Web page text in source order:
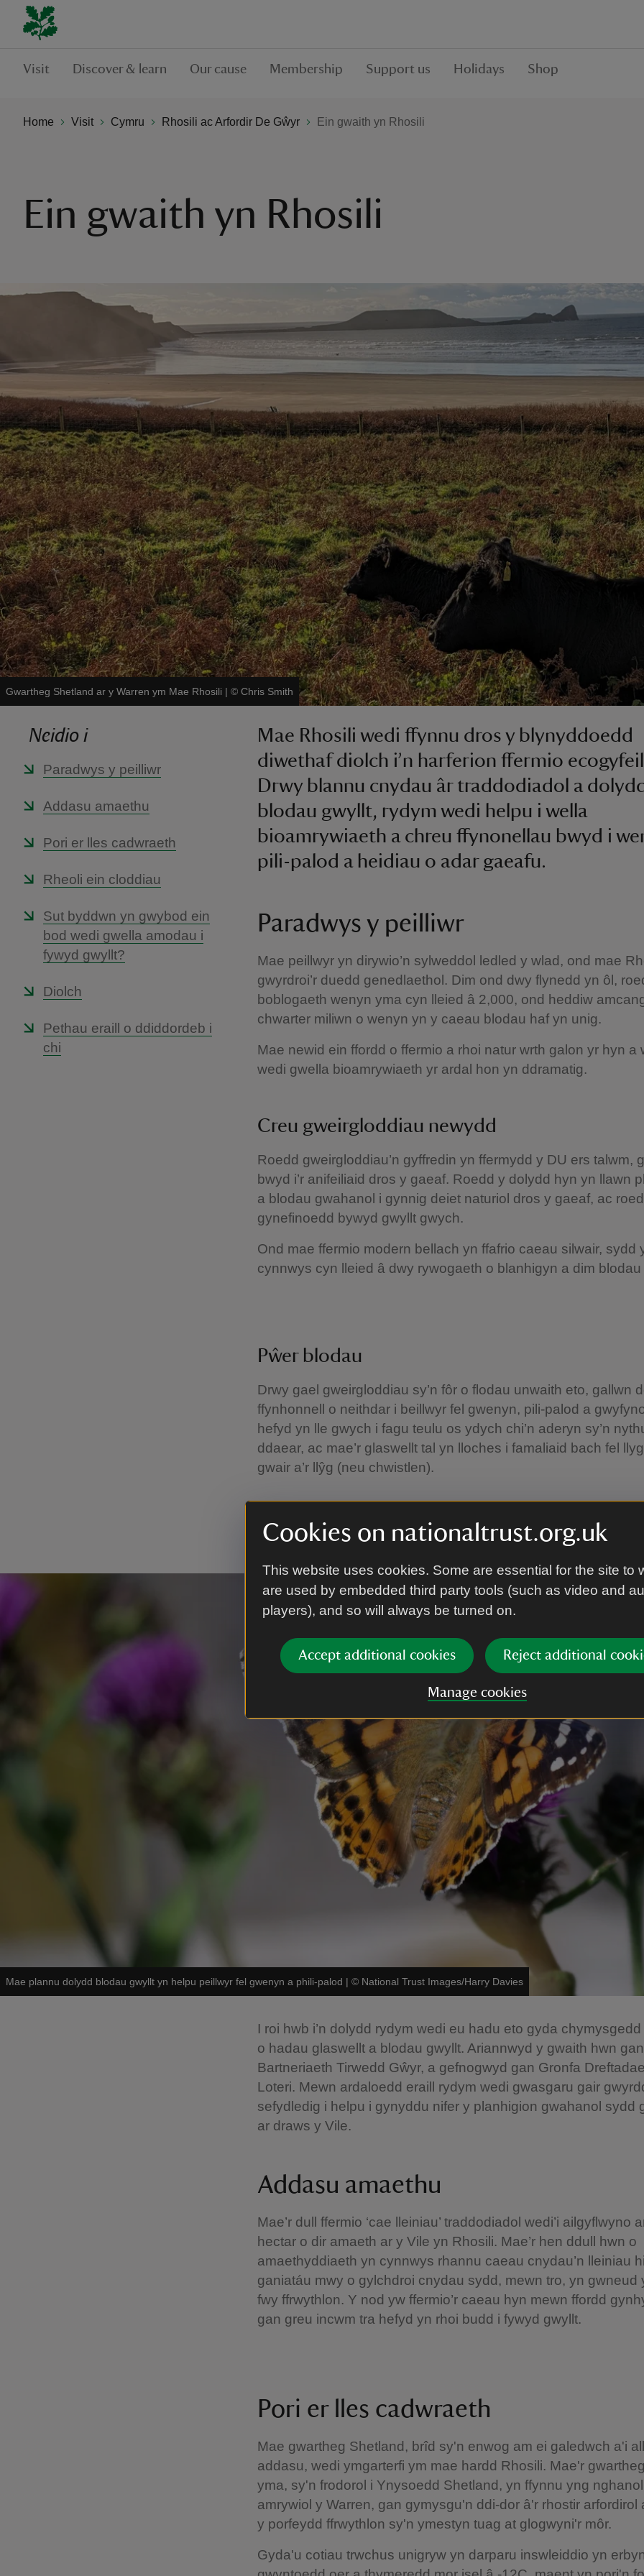
Cookies on nationaltrust.org.uk
This website uses cookies. Some are essential for the site to
are used by embedded third party tools (such as video and
players), and so will always be turned on.
Accept additional cookies Reject additional
Manage cookies
Visit Discover & learn Our cause Membership Support us Holidays Shop
Home Visit Cymru Rhosili ac Arfordir De Gŵyr Ein gwaith yn Rhosili
Ein gwaith yn Rhosili
Gwartheg Shetland ar y Warren ym Mae Rhosili | © Chris Smith
Neidio i
Paradwys y peilliwr
Addasu amaethu
Pori er lles cadwraeth
Rheoli ein cloddiau
Sut byddwn yn gwybod ein
bod wedi gwella amodau i
fywyd gwyllt?
Diolch
Pethau eraill o ddiddordeb i
chi
Mae Rhosili wedi ffynnu dros y blynyddoedd
diwethaf diolch i’n harferion ffermio
Drwy blannu cnydau âr traddodiadol a
blodau gwyllt, rydym wedi helpu i wella
bioamrywiaeth a chreu ffynonellau bwyd i
pili-palod a heidiau o adar gaeafu.
Paradwys y peilliwr
Mae peillwyr yn dirywio’n sylweddol ledled y wlad, ond mae
gwyrdroi’r duedd genedlaethol. Dim ond dwy flynedd yn ôl,
boblogaeth wenyn yma cyn lleied â 2,000, ond heddiw
chwarter miliwn o wenyn yn y caeau blodau haf yn unig.
Mae newid ein ffordd o ffermio a rhoi natur wrth galon yr hyn a
wedi gwella bioamrywiaeth yr ardal hon yn ddramatig.
Creu gweirgloddiau newydd
Roedd gweirgloddiau’n gyffredin yn ffermydd y DU ers talwm,
bwyd i’r anifeiliaid dros y gaeaf. Roedd y dolydd hyn yn llawn
a blodau gwahanol i gynnig deiet naturiol dros y gaeaf, ac
gynefinoedd bywyd gwyllt gwych.
Ond mae ffermio modern bellach yn ffafrio caeau silwair, sydd
cynnwys cyn lleied â dwy rywogaeth o blanhigyn a dim
Pŵer blodau
Drwy gael gweirgloddiau sy’n fôr o flodau unwaith eto, gallwn
ffynhonnell o neithdar i beillwyr fel gwenyn, pili-palod a
hefyd yn lle gwych i fagu teulu os ydych chi’n aderyn sy’n
ddaear, ac mae’r glaswellt tal yn lloches i famaliaid bach fel
gwair a’r llŷg (neu chwistlen).
Mae plannu dolydd blodau gwyllt yn helpu peillwyr fel gwenyn a phili-palod | © National Trust Images/Harry Davies
I roi hwb i’n dolydd rydym wedi eu hadu eto gyda
o hadau glaswellt a blodau gwyllt. Ariannwyd y gwaith hwn gan
Bartneriaeth Tirwedd Gŵyr, a gefnogwyd gan Gronfa
Loteri. Mewn ardaloedd eraill rydym wedi gwasgaru gair
sefydledig i helpu i gynyddu nifer y planhigion gwahanol sydd
ar draws y Vile.
Addasu amaethu
Mae’r dull ffermio ‘cae lleiniau’ traddodiadol wedi’i ailgyflwyno
hectar o dir amaeth ar y Vile yn Rhosili. Mae’r hen ddull hwn o
amaethyddiaeth yn cynnwys rhannu caeau cnydau’n lleiniau
ganiatáu mwy o gylchdroi cnydau sydd, mewn tro, yn gwneud
fwy ffrwythlon. Y nod yw ffermio’r caeau hyn mewn ffordd
gan greu incwm tra hefyd yn rhoi budd i fywyd gwyllt.
Pori er lles cadwraeth
Mae gwartheg Shetland, brîd sy'n enwog am ei galedwch a'i
addasu, wedi ymgarterfi ym mae hardd Rhosili. Mae'r
yma, sy'n frodorol i Ynysoedd Shetland, yn ffynnu yng
amrywiol y Warren, gan gymysgu'n ddi-dor â'r rhostir arfordirol
y porfeydd ffrwythlon sy'n ymestyn tuag at glogwyni'r môr.
Gyda'u cotiau trwchus unigryw yn darparu inswleiddio yn